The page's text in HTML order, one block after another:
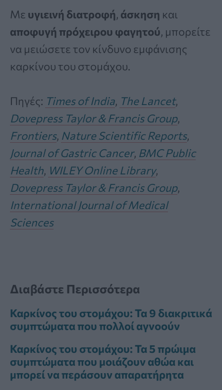
Με υγιεινή διατροφή, άσκηση και
αποφυγή πρόχειρου φαγητού, μπορείτε
να μειώσετε τον κίνδυνο εμφάνισης
καρκίνου του στομάχου.
Πηγές: Times of India, The Lancet,
Dovepress Taylor & Francis Group,
Frontiers, Nature Scientific Reports,
Journal of Gastric Cancer, BMC Public
Health, WILEY Online Library,
Dovepress Taylor & Francis Group,
International Journal of Medical
Sciences
Διαβάστε Περισσότερα
Καρκίνος του στομάχου: Τα 9 διακριτικά
συμπτώματα που πολλοί αγνοούν
Καρκίνος του στομάχου: Τα 5 πρώιμα
συμπτώματα που μοιάζουν αθώα και
μπορεί να περάσουν απαρατήρητα